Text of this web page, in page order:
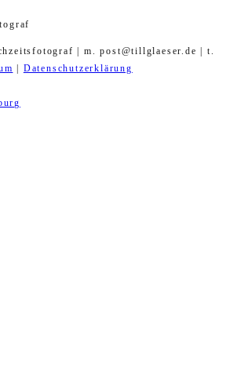
| m. post@tillglaeser.de | t.
Datenschutzerklärung